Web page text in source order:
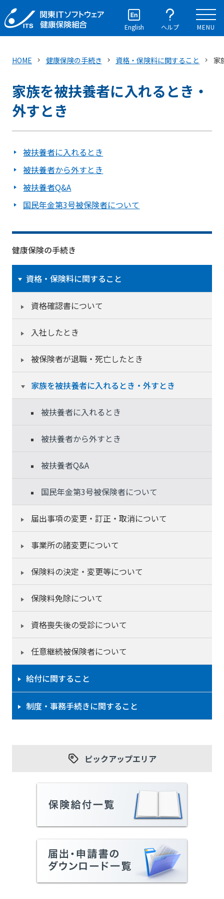
English ヘルプ MENU
HOME 健康保険の手続き 資格・保険料に関すること 家
家族を被扶養者に入れるとき・
外すとき
被扶養者に入れるとき
被扶養者から外すとき
被扶養者Q&A
国民年金第3号被保険者について
健康保険の手続き
資格・保険料に関すること
資格確認書について
入社したとき
被保険者が退職・死亡したとき
家族を被扶養者に入れるとき・外すとき
被扶養者に入れるとき
被扶養者から外すとき
被扶養者Q&A
国民年金第3号被保険者について
届出事項の変更・訂正・取消について
事業所の諸変更について
保険料の決定・変更等について
保険料免除について
資格喪失後の受診について
任意継続被保険者について
給付に関すること
制度・事務手続きに関すること
ピックアップエリア